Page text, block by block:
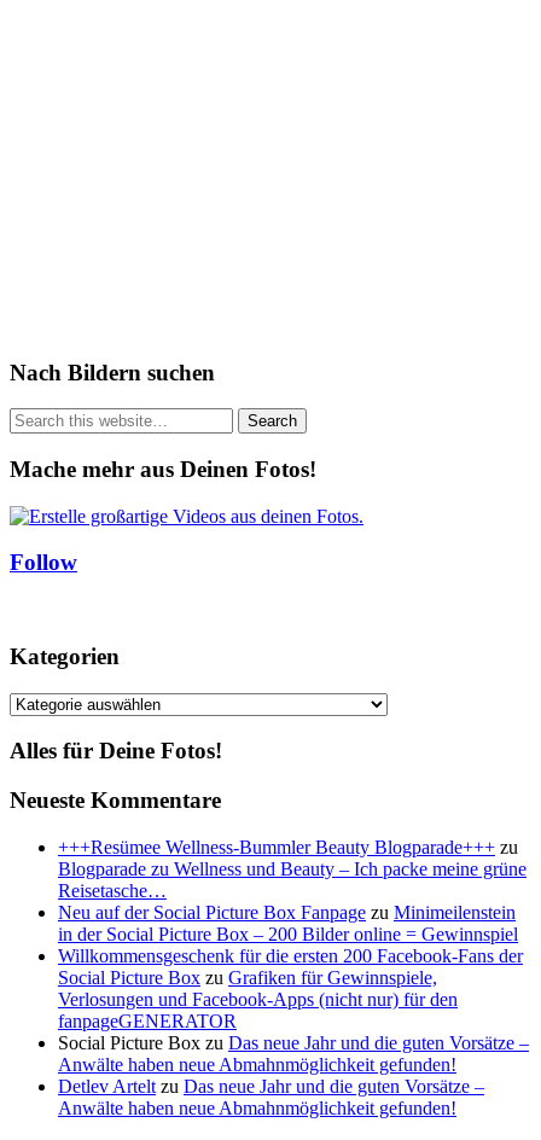
Nach Bildern suchen
Mache mehr aus Deinen Fotos!
Follow
Kategorien
Kategorien
Alles für Deine Fotos!
Neueste Kommentare
+++Resümee Wellness-Bummler Beauty Blogparade+++ zu
Blogparade zu Wellness und Beauty – Ich packe meine grüne
Reisetasche…
Neu auf der Social Picture Box Fanpage zu Minimeilenstein
in der Social Picture Box – 200 Bilder online = Gewinnspiel
Willkommensgeschenk für die ersten 200 Facebook-Fans der
Social Picture Box zu Grafiken für Gewinnspiele,
Verlosungen und Facebook-Apps (nicht nur) für den
fanpageGENERATOR
Social Picture Box zu Das neue Jahr und die guten Vorsätze –
Anwälte haben neue Abmahnmöglichkeit gefunden!
Detlev Artelt zu Das neue Jahr und die guten Vorsätze –
Anwälte haben neue Abmahnmöglichkeit gefunden!